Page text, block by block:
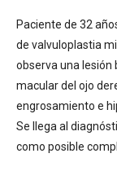
Paciente de 32
de valvuloplastia
observa una lesión
macular del ojo
engrosamiento e
Se llega al
como posible